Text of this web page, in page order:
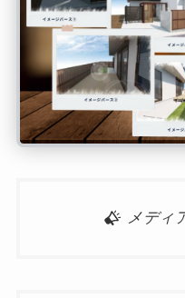
メディ